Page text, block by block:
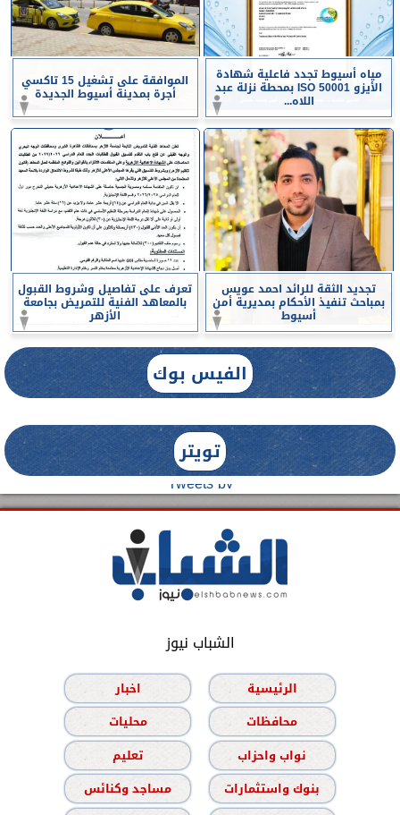
مياه أسيوط تجدد فاعلية شهادة
الأيزو ISO 50001 بمحطة نزلة عبد
اللاه...
الموافقة على تشغيل 15 تاكسي
أجرة بمدينة أسيوط الجديدة
تجديد الثقة للرائد احمد عويس
بمباحث تنفيذ الأحكام بمديرية أمن
أسيوط
تعرف على تفاصيل وشروط القبول
بالمعاهد الفنية للتمريض بجامعة
الأزهر
الفيس بوك
تويتر
Tweets by
الشباب نيوز
الرئيسية
اخبار
محافظات
محليات
نواب واحزاب
تعليم
بنوك واستثمارات
مساجد وكنائس